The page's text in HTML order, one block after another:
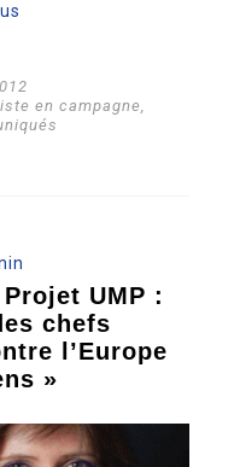
en campagne,
UMP :
chefs
l’Europe
»